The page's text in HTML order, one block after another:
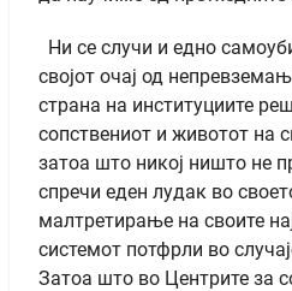
Ни се случи и едно
својот очај од
страна на институциите
сопствениот и животот на
затоа што никој ништо не
спречи еден лудак во
малтретирање на своите
системот потфрли во
Затоа што во Центрите за